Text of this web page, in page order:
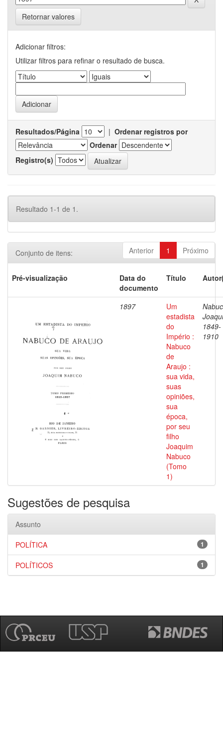
Retornar valores
Adicionar filtros:
Utilizar filtros para refinar o resultado de busca.
Resultados/Página | Ordenar registros por
Ordenar
Registro(s)
Resultado 1-1 de 1.
Anterior 1 Próximo
Conjunto de itens:
Pré-visualização
Data do
documento
Título
1897
Um
estadista
do
Império :
Nabuco
de
Araujo :
sua vida,
suas
opiniões,
sua
época,
por seu
filho
Joaquim
Nabuco
(Tomo
1)
1849-
1910
Sugestões de pesquisa
Assunto
1
POLÍTICA
1
POLÍTICOS